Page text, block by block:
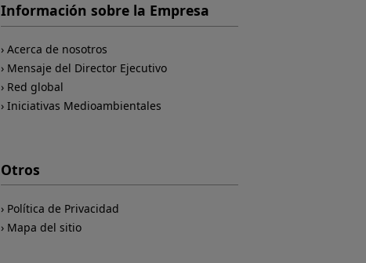
Información sobre la Empresa
Acerca de nosotros
Mensaje del Director Ejecutivo
Red global
Iniciativas Medioambientales
Otros
Política de Privacidad
Mapa del sitio